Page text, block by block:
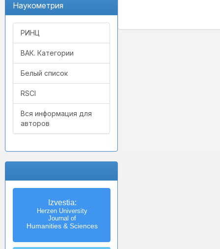
Наукометрия
РИНЦ
ВАК. Категории
Белый список
RSCI
Вся информация для
авторов
Izvestia:
Herzen University
Journal of
Humanities & Sciences